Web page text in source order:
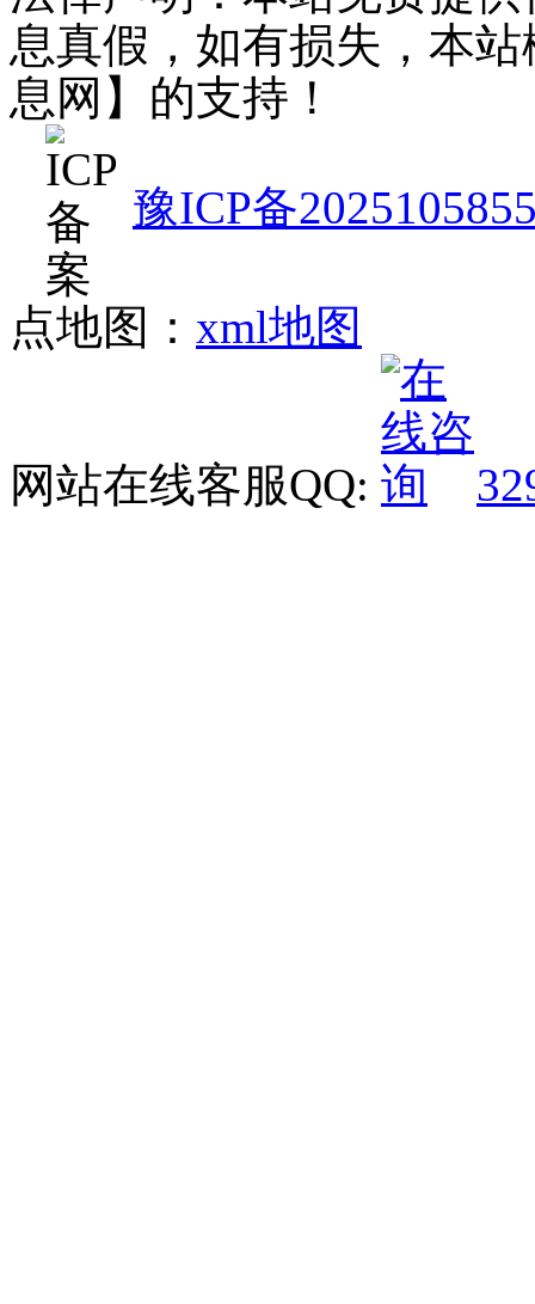
息真假，如有损失，本
息网】的支持！
豫ICP备
点地图： xml地图
网站在线客服QQ: